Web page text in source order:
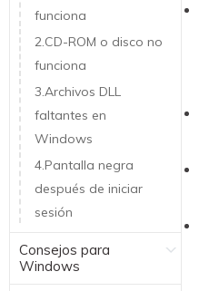
funciona
2.CD-ROM o disco no
funciona
3.Archivos DLL
faltantes en
Windows
4.Pantalla negra
después de iniciar
sesión
Consejos para
Windows